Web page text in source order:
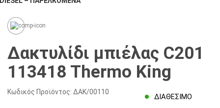
Δακτυλίδι μπιέλας C201
113418 Thermo King
Κωδικός Προϊόντος: ΔΑΚ/00110
ΔΙΑΘΈΣΙΜΟ